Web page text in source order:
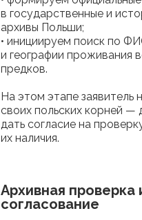
в государственные и
архивы Польши;
• инициируем поиск по
и географии проживания
предков.
На этом этапе заявитель
своих польских корней —
дать согласие на
их наличия.
Архивная проверка
согласование